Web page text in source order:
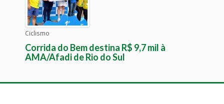
Ciclismo
Corrida do Bem destina R$ 9,7 mil à
AMA/Afadi de Rio do Sul